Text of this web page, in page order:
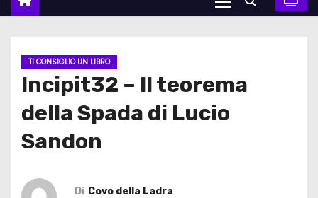
TI CONSIGLIO UN LIBRO
Incipit32 – Il teorema
della Spada di Lucio
Sandon
Di Covo della Ladra